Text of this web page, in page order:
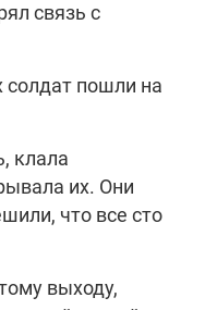
связь с
солдат пошли на
клала
их. Они
что все сто
выходу,